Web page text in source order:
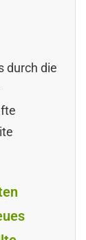
durch die